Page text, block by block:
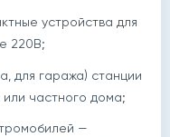
устройства для
220В;
для гаража) станции
частного дома;
—